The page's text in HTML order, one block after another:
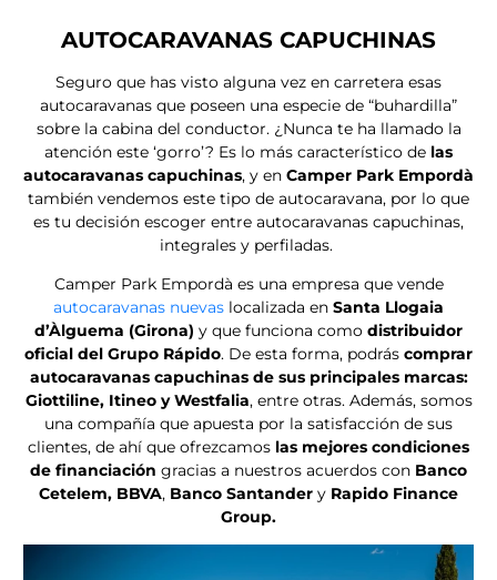
AUTOCARAVANAS CAPUCHINAS
Seguro que has visto alguna vez en carretera esas
autocaravanas que poseen una especie de “buhardilla”
sobre la cabina del conductor. ¿Nunca te ha llamado la
atención este ‘gorro’? Es lo más característico de las
autocaravanas capuchinas, y en Camper Park Empordà
también vendemos este tipo de autocaravana, por lo que
es tu decisión escoger entre autocaravanas capuchinas,
integrales y perfiladas.
Camper Park Empordà es una empresa que vende
autocaravanas nuevas localizada en Santa Llogaia
d’Àlguema (Girona) y que funciona como distribuidor
oficial del Grupo Rápido. De esta forma, podrás comprar
autocaravanas capuchinas de sus principales marcas:
Giottiline, Itineo y Westfalia, entre otras. Además, somos
una compañía que apuesta por la satisfacción de sus
clientes, de ahí que ofrezcamos las mejores condiciones
de financiación gracias a nuestros acuerdos con Banco
Cetelem, BBVA, Banco Santander y Rapido Finance
Group.